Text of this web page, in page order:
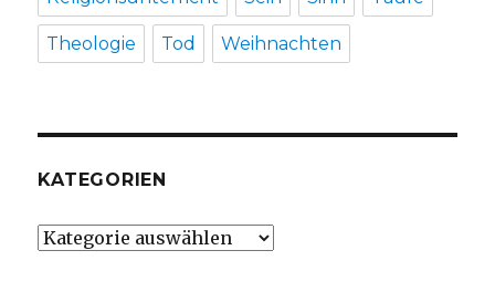
Theologie Tod Weihnachten
KATEGORIEN
Kategorien